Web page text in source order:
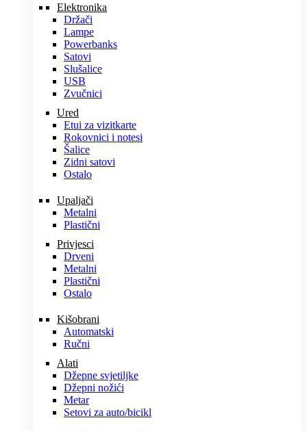
Elektronika
Držači
Lampe
Powerbanks
Satovi
Slušalice
USB
Zvučnici
Ured
Etui za vizitkarte
Rokovnici i notesi
Šalice
Zidni satovi
Ostalo
Upaljači
Metalni
Plastični
Privjesci
Drveni
Metalni
Plastični
Ostalo
Kišobrani
Automatski
Ručni
Alati
Džepne svjetiljke
Džepni nožići
Metar
Setovi za auto/bicikl